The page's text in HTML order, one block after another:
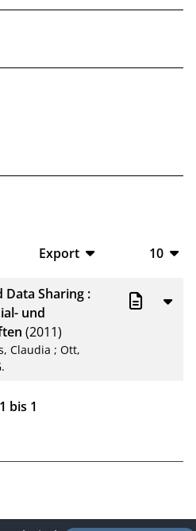
Export
RIS
10
20
Sharing :
und
(2011)
Claudia ; Ott,
1 bis 1